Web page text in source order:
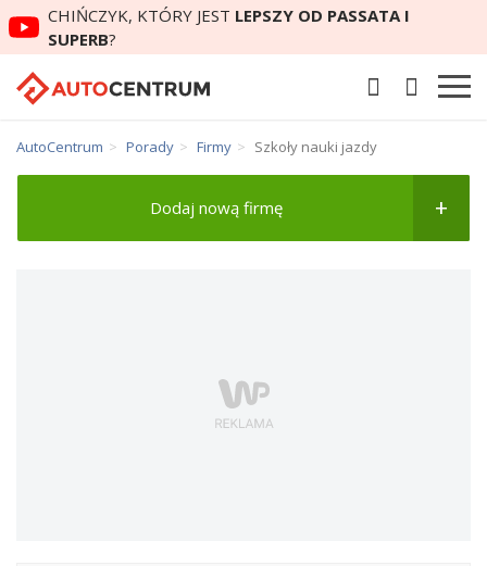
CHIŃCZYK, KTÓRY JEST LEPSZY OD PASSATA I
SUPERB?
AutoCentrum Porady Firmy Szkoły nauki jazdy
Dodaj nową firmę